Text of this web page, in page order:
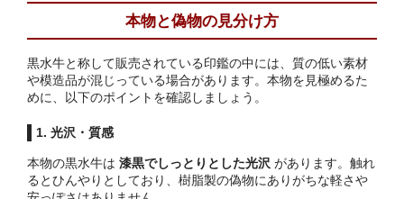
本物と偽物の見分け方
黒水牛と称して販売されている印鑑の中には、質の低い素材
や模造品が混じっている場合があります。本物を見極めるた
めに、以下のポイントを確認しましょう。
1. 光沢・質感
本物の黒水牛は 漆黒でしっとりとした光沢 があります。触れ
るとひんやりとしており、樹脂製の偽物にありがちな軽さや